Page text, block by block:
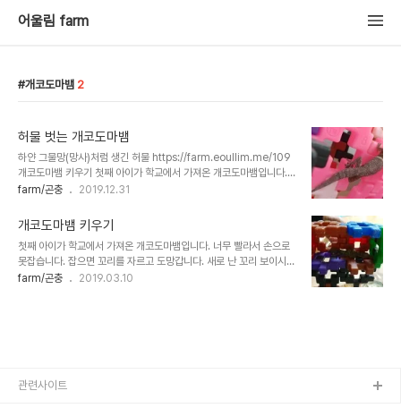
어울림 farm
개코도마뱀 2
허물 벗는 개코도마뱀
하얀 그물망(망사)처럼 생긴 허물 https://farm.eoullim.me/109
개코도마뱀 키우기 첫째 아이가 학교에서 가져온 개코도마뱀입니다.
너무 빨라서 손으로 못잡습니다. 잡으면 꼬리를 자르고 도망갑니다. 새
아리 주었습니다. 한.. farm.eoullim.me
farm/곤충 2019.12.31
개코도마뱀 키우기
첫째 아이가 학교에서 가져온 개코도마뱀입니다. 너무 빨라서 손으로
못잡습니다. 잡으면 꼬리를 자르고 도망갑니다. 새로 난 꼬리 보이시
죠? 지금까지 두번 꼬리를 잘랐는데 잘린 꼬리는 병아리 주었습니다.
단하네요. 중간중간 밀웜 허물도 보이시죠? 물도 주긴하는데 안주어도
farm/곤충 2019.03.10
관련사이트